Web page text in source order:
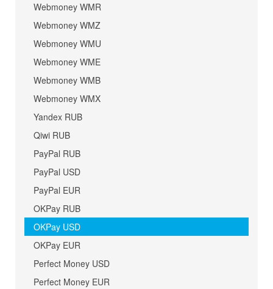
Webmoney WMR
Webmoney WMZ
Webmoney WMU
Webmoney WME
Webmoney WMB
Webmoney WMX
Yandex RUB
Qiwi RUB
PayPal RUB
PayPal USD
PayPal EUR
OKPay RUB
OKPay USD
OKPay EUR
Perfect Money USD
Perfect Money EUR